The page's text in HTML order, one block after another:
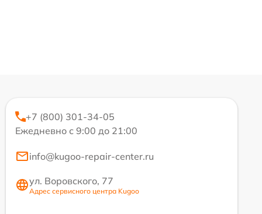
+7 (800) 301-34-05
Ежедневно с 9:00 до 21:00
info@kugoo-repair-center.ru
ул. Воровского, 77
Адрес сервисного центра Kugoo